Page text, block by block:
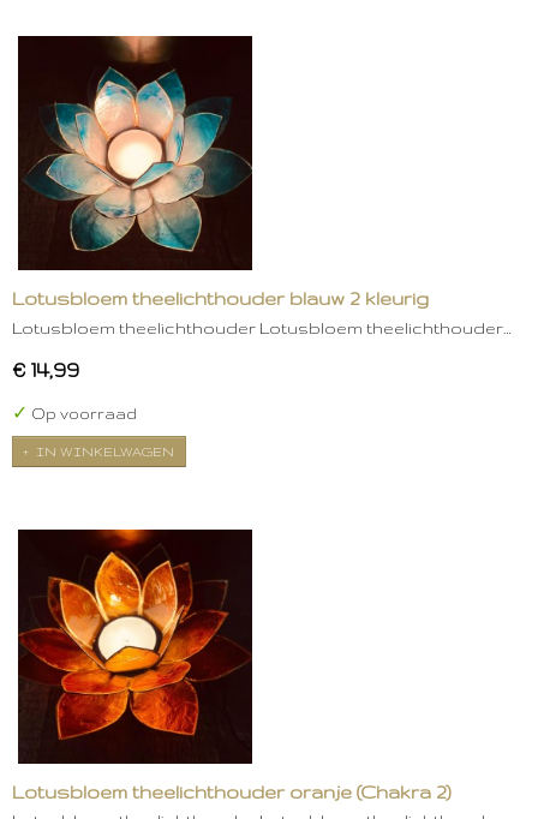
Lotusbloem theelichthouder blauw 2 kleurig
Lotusbloem theelichthouder Lotusbloem theelichthouder…
€ 14,99
✓ Op voorraad
IN WINKELWAGEN
Lotusbloem theelichthouder oranje (Chakra 2)